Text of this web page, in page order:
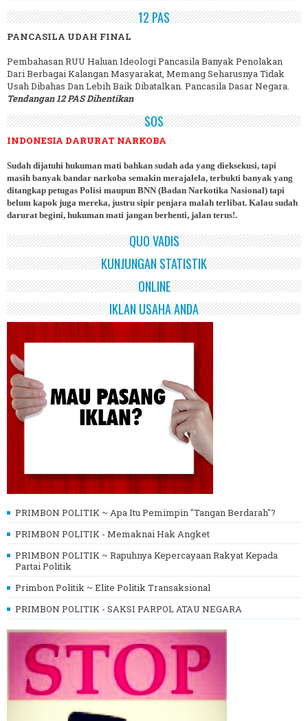
12 PAS
PANCASILA UDAH FINAL
Pembahasan RUU Haluan Ideologi Pancasila Banyak Penolakan
Dari Berbagai Kalangan Masyarakat, Memang Seharusnya Tidak
Usah Dibahas Dan Lebih Baik Dibatalkan. Pancasila Dasar Negara.
Tendangan 12 PAS Dihentikan
SOS
INDONESIA DARURAT NARKOBA
Sudah dijatuhi hukuman mati bahkan sudah ada yang dieksekusi, tapi
masih banyak bandar narkoba semakin merajalela, terbukti banyak yang
ditangkap petugas Polisi maupun BNN (Badan Narkotika Nasional) tapi
belum kapok juga mereka, justru sipir penjara malah terlibat. Kalau sudah
darurat begini, hukuman mati jangan berhenti, jalan terus!.
QUO VADIS
KUNJUNGAN STATISTIK
ONLINE
IKLAN USAHA ANDA
PRIMBON POLITIK ~ Apa Itu Pemimpin "Tangan Berdarah"?
PRIMBON POLITIK - Memaknai Hak Angket
PRIMBON POLITIK ~ Rapuhnya Kepercayaan Rakyat Kepada
Partai Politik
Primbon Politik ~ Elite Politik Transaksional
PRIMBON POLITIK - SAKSI PARPOL ATAU NEGARA